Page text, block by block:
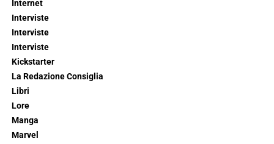
Internet
Interviste
Interviste
Interviste
Kickstarter
La Redazione Consiglia
Libri
Lore
Manga
Marvel